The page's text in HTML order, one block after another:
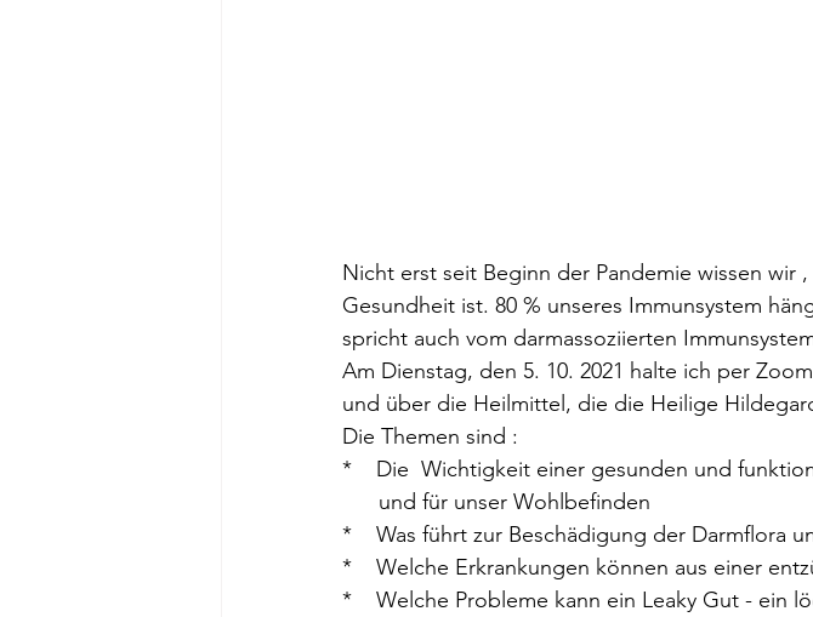
Nicht erst seit Beginn der Pandemie wissen wir
Gesundheit ist. 80 % unseres Immunsystem
spricht auch vom darmassoziierten
Am Dienstag, den 5. 10. 2021 halte ich per
und über die Heilmittel, die die Heilige
Die Themen sind :
*    Die  Wichtigkeit einer gesunden und
      und für unser Wohlbefinden
*    Was führt zur Beschädigung der Darmflora
*    Welche Erkrankungen können aus einer
*    Welche Probleme kann ein Leaky Gut - ein